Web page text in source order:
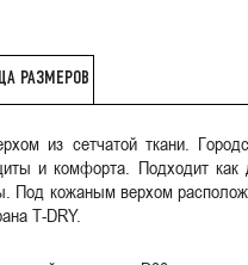
РАЗМЕРОВ
из сетчатой ткани.
и комфорта. Подходит как
Под кожаным верхом
T-DRY.